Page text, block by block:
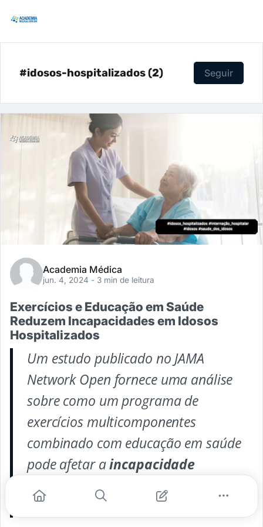
#idosos-hospitalizados (2) Seguir
Academia Médica
jun. 4, 2024 - 3 min de leitura
Exercícios e Educação em Saúde
Reduzem Incapacidades em Idosos
Hospitalizados
Um estudo publicado no JAMA
Network Open fornece uma análise
sobre como um programa de
exercícios multicomponentes
combinado com educação em saúde
pode afetar aincapacidade
associada à hospitalização
idosos.